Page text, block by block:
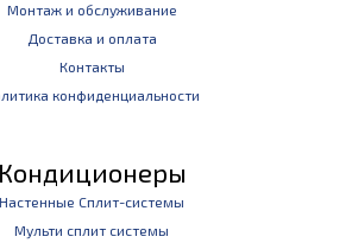
Монтаж и обслуживание
Доставка и оплата
Контакты
конфиденциальности
Кондиционеры
Настенные Сплит-системы
Мульти сплит системы